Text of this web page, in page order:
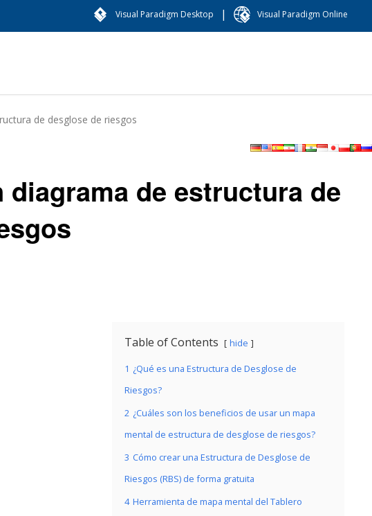
Visual Paradigm Desktop | Visual Paradigm Online
de desglose de riesgos
diagrama de estructura de
Table of Contents hide
1 ¿Qué es una Estructura de Desglose de
Riesgos?
2 ¿Cuáles son los beneficios de usar un mapa
mental de estructura de desglose de riesgos?
3 Cómo crear una Estructura de Desglose de
Riesgos (RBS) de forma gratuita
4 Herramienta de mapa mental del Tablero